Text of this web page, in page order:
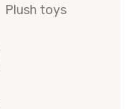
Plush toys